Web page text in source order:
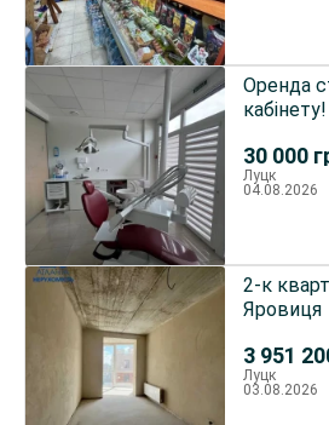
30 000
Оренда
кабінету!
Луцк
04.08.2026
3 951
2-к
Яровиця
Луцк
03.08.2026